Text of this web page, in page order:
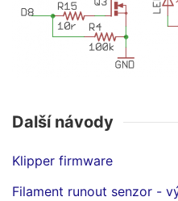
Další návody
Klipper firmware
Filament runout senzor -